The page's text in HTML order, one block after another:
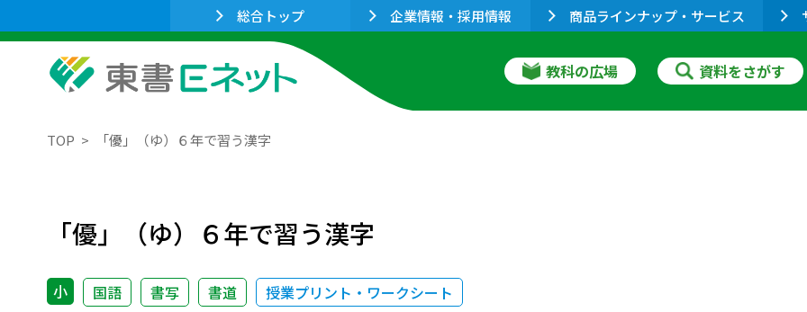
総合トップ 企業情報・採用情報 商品ラインナップ・サービス
教科の広場 資料をさがす
TOP 「優」（ゆ）６年で習う漢字
「優」（ゆ）６年で習う漢字
小 国語 書写 書道 授業プリント・ワークシート